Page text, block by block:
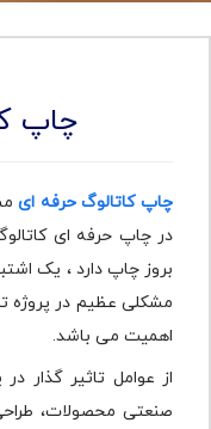
چاپ
چاپ کاتالوگ حرفه ای
در چاپ حرفه ای
بروز چاپ دارد ، یک
مشکلی عظیم در پروژه
اهمیت می باشد.
از عوامل تاثیر
صنعتی محصولات،